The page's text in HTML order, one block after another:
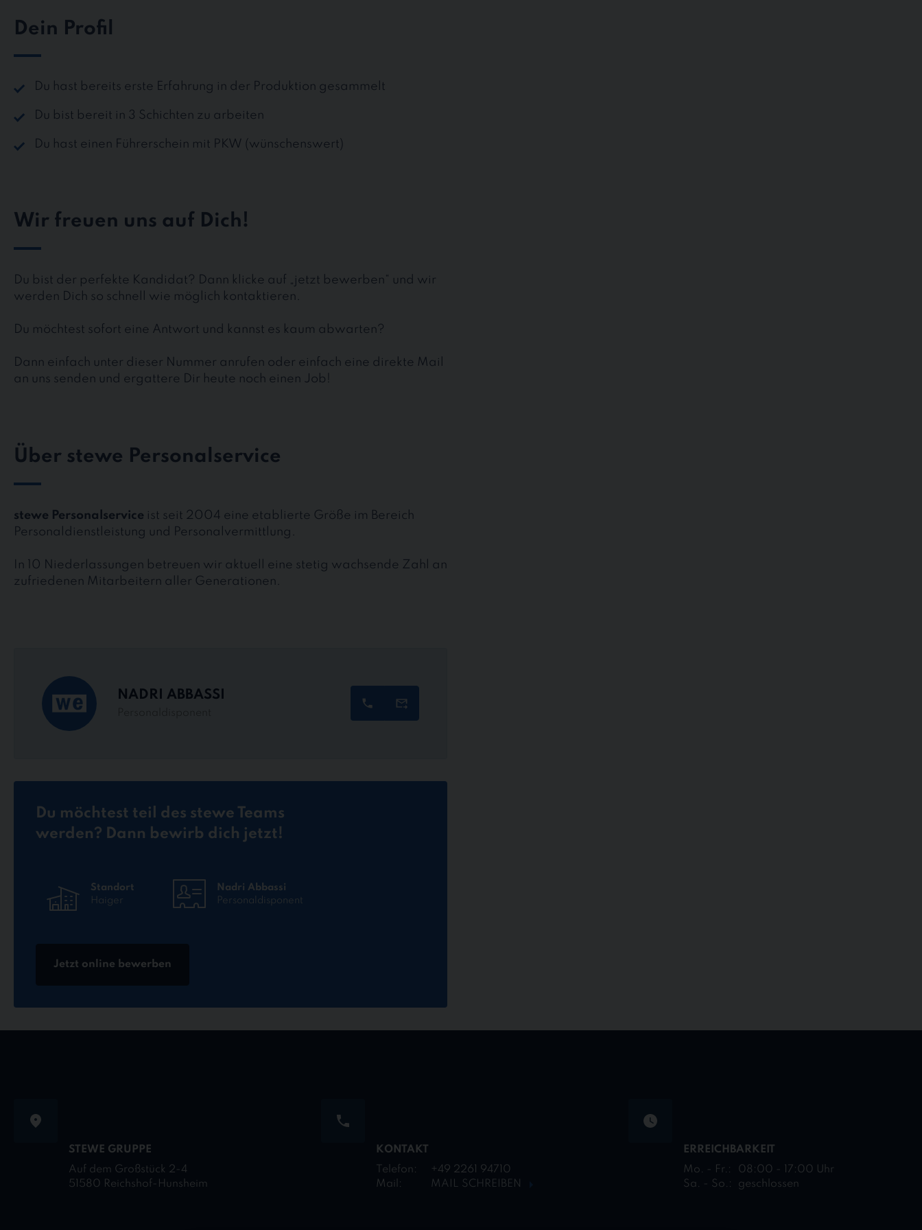
Dein Profil
Du hast bereits erste Erfahrung in der Produktion gesammelt
Du bist bereit in 3 Schichten zu arbeiten
Du hast einen Führerschein mit PKW (wünschenswert)
Wir freuen uns auf Dich!
Du bist der perfekte Kandidat? Dann klicke auf „jetzt bewerben“ und wir
werden Dich so schnell wie möglich kontaktieren.
Du möchtest sofort eine Antwort und kannst es kaum abwarten?
Dann einfach unter dieser Nummer anrufen oder einfach eine direkte Mail
an uns senden und ergattere Dir heute noch einen Job!
Über stewe Personalservice
stewe Personalservice ist seit 2004 eine etablierte Größe im Bereich
Personaldienstleistung und Personalvermittlung.
In 10 Niederlassungen betreuen wir aktuell eine stetig wachsende Zahl an
zufriedenen Mitarbeitern aller Generationen.
NADRI ABBASSI
Du möchtest teil des stewe Teams
werden? Dann bewirb dich jetzt!
Standort
Haiger
Nadri Abbassi
Personaldisponent
Jetzt online bewerben
STEWE GRUPPE
Auf dem Großstück 2-4
51580 Reichshof-Hunsheim
KONTAKT
Telefon:
+49 2261 94710
Mail:
MAIL SCHREIBEN
ERREICHBARKEIT
Mo. - Fr.:
08:00 - 17:00 Uhr
Sa. - So.:
geschlossen